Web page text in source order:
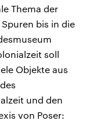
Thema der
bis in die
soll
Objekte aus
und den
von Poser: